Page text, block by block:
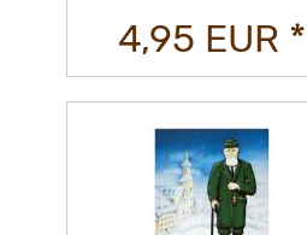
4,95 EUR *